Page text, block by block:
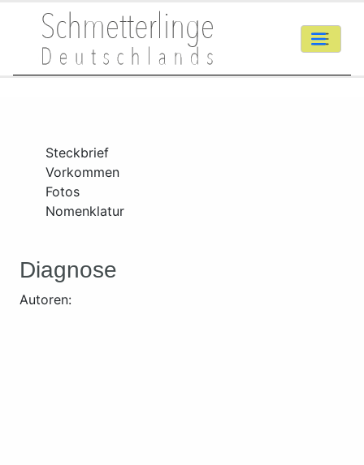
Steckbrief
Vorkommen
Fotos
Nomenklatur
Diagnose
Autoren: